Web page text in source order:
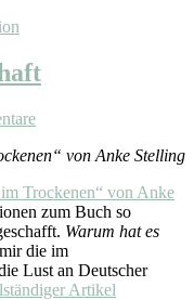
von Anke Stelling
Trockenen“ von Anke
zum Buch so
Warum hat es
die im
Lust an Deutscher
Artikel